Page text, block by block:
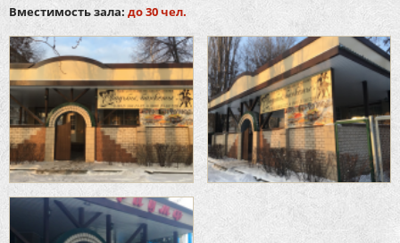
Вместимость зала: до 30 чел.